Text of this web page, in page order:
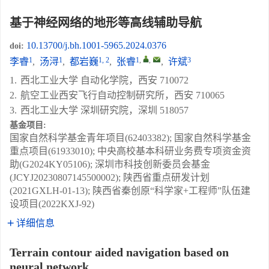
基于神经网络的地形等高线辅助导航
doi: 10.13700/j.bh.1001-5965.2024.0376
李睿1, 汤浔1, 都岩巍1, 2, 张睿1, , , 许斌3
1. 西北工业大学 自动化学院，西安 710072
2. 航空工业西安飞行自动控制研究所，西安 710065
3. 西北工业大学 深圳研究院，深圳 518057
基金项目:
国家自然科学基金青年项目(62403382); 国家自然科学基金
重点项目(61933010); 中央高校基本科研业务费专项资金资
助(G2024KY05106); 深圳市科技创新委员会基金
(JCYJ20230807145500002); 陕西省重点研发计划
(2021GXLH-01-13); 陕西省秦创原“科学家+工程师”队伍建
设项目(2022KXJ-92)
详细信息
Terrain contour aided navigation based on